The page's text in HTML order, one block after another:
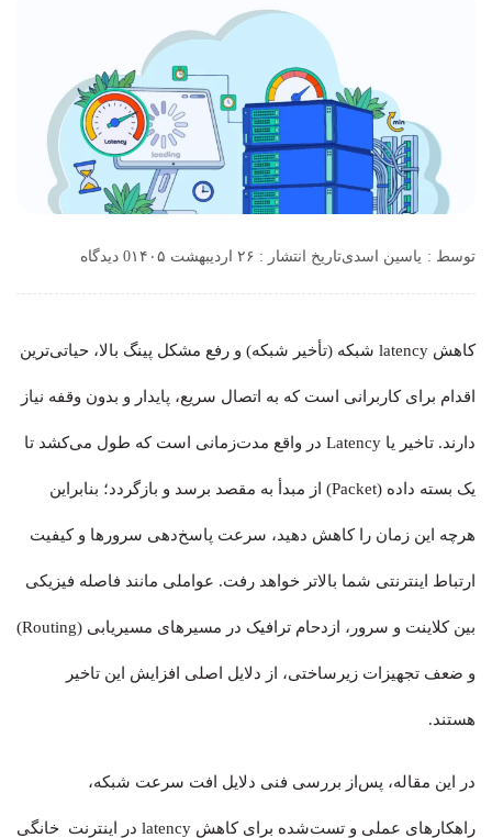
توسط : یاسین اسدیتاریخ انتشار : ۲۶ اردیبهشت ۱۴۰۵ 0 دیدگاه
کاهش latency شبکه (تأخیر شبکه) و رفع مشکل پینگ بالا، حیاتی‌ترین
اقدام برای کاربرانی است که به اتصال سریع، پایدار و بدون وقفه نیاز
دارند. تاخیر یا Latency در واقع مدت‌زمانی است که طول می‌کشد تا
یک بسته داده (Packet) از مبدأ به مقصد برسد و بازگردد؛ بنابراین
هرچه این زمان را کاهش دهید، سرعت پاسخ‌دهی سرورها و کیفیت
ارتباط اینترنتی شما بالاتر خواهد رفت. عواملی مانند فاصله فیزیکی
بین کلاینت و سرور، ازدحام ترافیک در مسیرهای مسیریابی (Routing)
و ضعف تجهیزات زیرساختی، از دلایل اصلی افزایش این تاخیر
هستند.
در این مقاله، پس‌از بررسی فنی دلایل افت سرعت شبکه،
راهکارهای عملی و تست‌شده برای کاهش latency در اینترنت خانگی